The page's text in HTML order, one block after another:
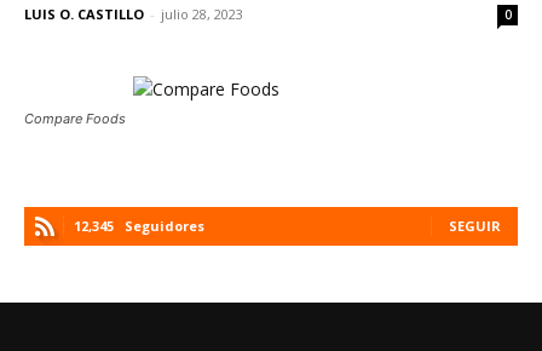
LUIS O. CASTILLO - julio 28, 2023 0
Compare Foods
12,345 Seguidores SEGUIR